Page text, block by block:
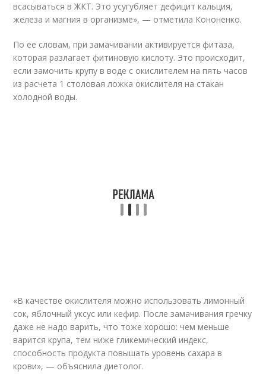
всасываться в ЖКТ. Это усугубляет дефицит кальция,
железа и магния в организме», — отметила Кононенко.
По ее словам, при замачивании активируется фитаза,
которая разлагает фитиновую кислоту. Это происходит,
если замочить крупу в воде с окислителем на пять часов
из расчета 1 столовая ложка окислителя на стакан
холодной воды.
«В качестве окислителя можно использовать лимонный
сок, яблочный уксус или кефир. После замачивания гречку
даже не надо варить, что тоже хорошо: чем меньше
варится крупа, тем ниже гликемический индекс,
способность продукта повышать уровень сахара в
крови», — объяснила диетолог.